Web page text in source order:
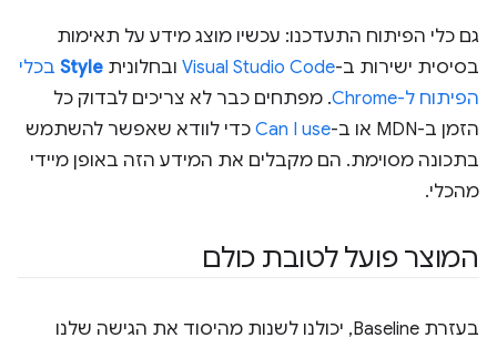
גם כלי הפיתוח התעדכנו: עכשיו מוצג מידע על תאימות
בסיסית ישירות ב-Visual Studio Code ובחלונית Style בכלי
הפיתוח ל-Chrome
. מפתחים כבר לא צריכים לבדוק כל
הזמן ב-MDN או ב-
Can I use כדי לוודא שאפשר להשתמש
בתכונה מסוימת. הם מקבלים את המידע הזה באופן מיידי
מהכלי.
המוצר פועל לטובת כולם
בעזרת Baseline, יכולנו לשנות מהיסוד את הגישה שלנו